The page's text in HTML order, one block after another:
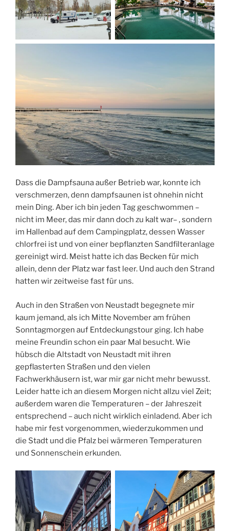
Dass die Dampfsauna außer Betrieb war, konnte ich
verschmerzen, denn dampfsaunen ist ohnehin nicht
mein Ding. Aber ich bin jeden Tag geschwommen –
nicht im Meer, das mir dann doch zu kalt war– , sondern
im Hallenbad auf dem Campingplatz, dessen Wasser
chlorfrei ist und von einer bepflanzten Sandfilteranlage
gereinigt wird. Meist hatte ich das Becken für mich
allein, denn der Platz war fast leer. Und auch den Strand
hatten wir zeitweise fast für uns.
Auch in den Straßen von Neustadt begegnete mir
kaum jemand, als ich Mitte November am frühen
Sonntagmorgen auf Entdeckungstour ging. Ich habe
meine Freundin schon ein paar Mal besucht. Wie
hübsch die Altstadt von Neustadt mit ihren
gepflasterten Straßen und den vielen
Fachwerkhäusern ist, war mir gar nicht mehr bewusst.
Leider hatte ich an diesem Morgen nicht allzu viel Zeit;
außerdem waren die Temperaturen – der Jahreszeit
entsprechend – auch nicht wirklich einladend. Aber ich
habe mir fest vorgenommen, wiederzukommen und
die Stadt und die Pfalz bei wärmeren Temperaturen
und Sonnenschein erkunden.